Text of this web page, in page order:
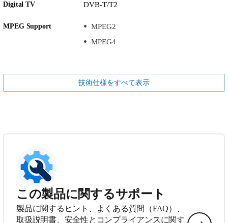
Digital TV DVB-T/T2
MPEG Support
MPEG2
MPEG4
技術仕様をすべて表示
この製品に関するサポート
製品に関するヒント、よくある質問（FAQ）、
取扱説明書、安全性とコンプライアンスに関す